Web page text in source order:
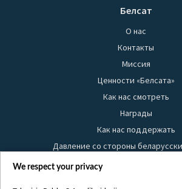
Белсат
О нас
Контакты
Миссия
Ценности «Белсата»
Как нас смотреть
Награды
Как нас поддержать
Давление со стороны
Правила использования
We respect your privacy